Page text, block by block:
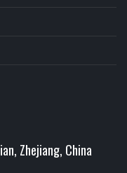
Zhejiang, China